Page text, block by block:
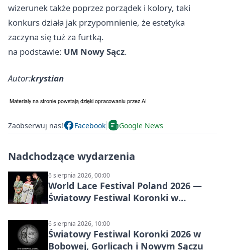
wizerunek także poprzez porządek i kolory, taki
konkurs działa jak przypomnienie, że estetyka
zaczyna się tuż za furtką.
na podstawie: UM Nowy Sącz.
Autor:krystian
Zaobserwuj nas! Facebook Google News
Nadchodzące wydarzenia
6 sierpnia 2026, 00:00
World Lace Festival Poland 2026 —
Światowy Festiwal Koronki w
6 sierpnia 2026, 10:00
Światowy Festiwal Koronki 2026 w
Bobowej, Gorlicach i Nowym Sączu